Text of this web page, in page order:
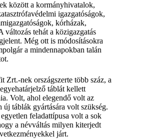
között a kormányhivatalok,
igazgatóságok,
kórházak,
változás tehát a közigazgatás
Még ott is módosításokra
a mindennapokban talán
nek országszerte több száz, a
táblát kellett
Volt, ahol elegendő volt az
új táblák gyártására volt szükség.
feladattípusa volt a sok
a névváltás milyen kiterjedt
járt.